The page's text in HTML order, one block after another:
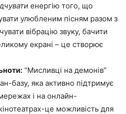
енергію того, що
улюбленим пісням разом з
вібрацію звуку, бачити
екрані – це створює
“Мисливці на демонів”
базу, яка активно підтримує
і на онлайн-
це можливість для